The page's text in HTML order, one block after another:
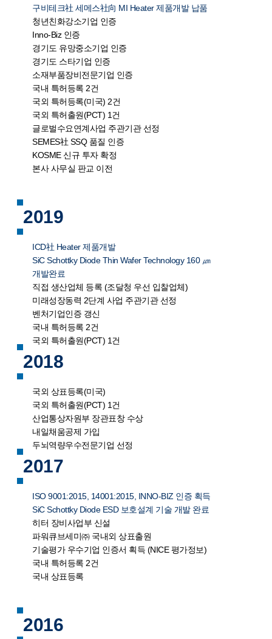
구비테크社 세메스社向 MI Heater 제품개발 납품
청년친화강소기업 인증
Inno-Biz 인증
경기도 유망중소기업 인증
경기도 스타기업 인증
소재부품장비전문기업 인증
국내 특허등록 2건
국외 특허등록(미국) 2건
국외 특허출원(PCT) 1건
글로벌수요연계사업 주관기관 선정
SEMES社 SSQ 품질 인증
KOSME 신규 투자 확정
본사 사무실 판교 이전
2019
ICD社 Heater 제품개발
SiC Schottky Diode Thin Wafer Technology 160 ㎛
개발완료
직접 생산업체 등록 (조달청 우선 입찰업체)
미래성장동력 2단계 사업 주관기관 선정
벤처기업인증 갱신
국내 특허등록 2건
국외 특허출원(PCT) 1건
2018
국외 상표등록(미국)
국외 특허출원(PCT) 1건
산업통상자원부 장관표창 수상
내일채움공제 가입
두뇌역량우수전문기업 선정
2017
ISO 9001:2015, 14001:2015, INNO-BIZ 인증 획득
SiC Schottky Diode ESD 보호설계 기술 개발 완료
히터 장비사업부 신설
파워큐브세미㈜ 국내외 상표출원
기술평가 우수기업 인증서 획득 (NICE 평가정보)
국내 특허등록 2건
국내 상표등록
2016